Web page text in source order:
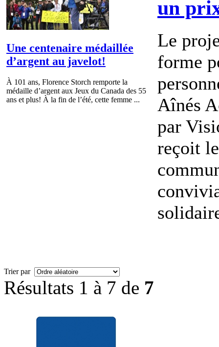
Une centenaire médaillée
d’argent au javelot!
À 101 ans, Florence Storch remporte la
médaille d’argent aux Jeux du Canada des 55
ans et plus! À la fin de l’été, cette femme ...
un
Le
forme
Aînés
par
reçoit
Trier par
Résultats 1 à 7 de 7